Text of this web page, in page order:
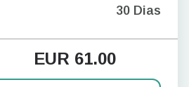
30 Dias
EUR 61.00